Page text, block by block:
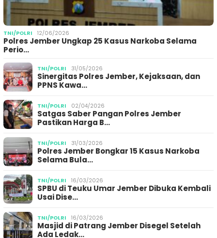
TNI/POLRI 12/06/2026
Polres Jember Ungkap 25 Kasus Narkoba Selama
Perio…
TNI/POLRI 31/05/2026
Sinergitas Polres Jember, Kejaksaan, dan
PPNS Kawa…
TNI/POLRI 02/04/2026
Satgas Saber Pangan Polres Jember
Pastikan Harga B…
TNI/POLRI 31/03/2026
Polres Jember Bongkar 15 Kasus Narkoba
Selama Bula…
TNI/POLRI 16/03/2026
SPBU di Teuku Umar Jember Dibuka Kembali
Usai Dise…
TNI/POLRI 16/03/2026
Masjid di Patrang Jember Disegel Setelah
Ada Ledak…